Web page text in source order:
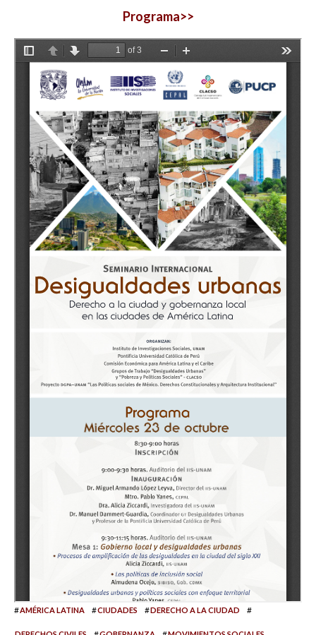
Programa>>
#AMÉRICA LATINA #CIUDADES #DERECHO A LA CIUDAD #